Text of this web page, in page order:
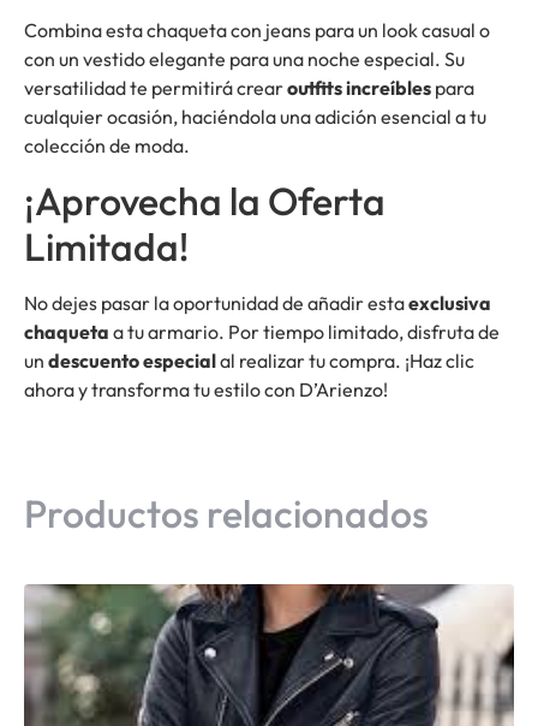
Combina esta chaqueta con jeans para un look casual o
con un vestido elegante para una noche especial. Su
versatilidad te permitirá crearoutfits increíbles para
cualquier ocasión, haciéndola una adición esencial a tu
colección de moda.
¡Aprovecha la Oferta
Limitada!
No dejes pasar la oportunidad de añadir estaexclusiva
chaqueta a tu armario. Por tiempo limitado, disfruta de
un descuento especialal realizar tu compra. ¡Haz clic
ahora y transforma tu estilo con D’Arienzo!
Productos relacionados